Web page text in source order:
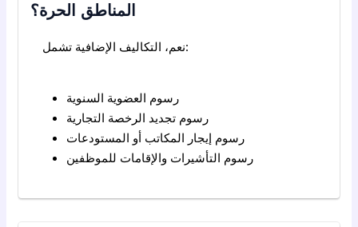
المناطق الحرة؟
نعم، التكاليف الإضافية تشمل:
رسوم العضوية السنوية
رسوم تجديد الرخصة التجارية
رسوم إيجار المكاتب أو المستودعات
رسوم التأشيرات والإقامات للموظفين